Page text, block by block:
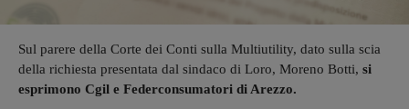
Sul parere della Corte dei Conti sulla Multiutility, dato sulla scia
della richiesta presentata dal sindaco di Loro, Moreno Botti, si
esprimono Cgil e Federconsumatori di Arezzo.